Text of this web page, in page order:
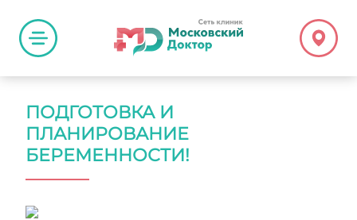
ПОДГОТОВКА И
ПЛАНИРОВАНИЕ
БЕРЕМЕННОСТИ!